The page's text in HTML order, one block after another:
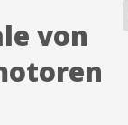
von